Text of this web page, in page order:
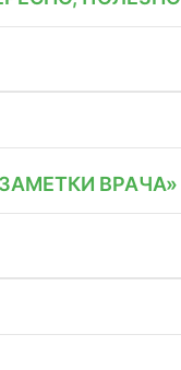
ВРАЧА»